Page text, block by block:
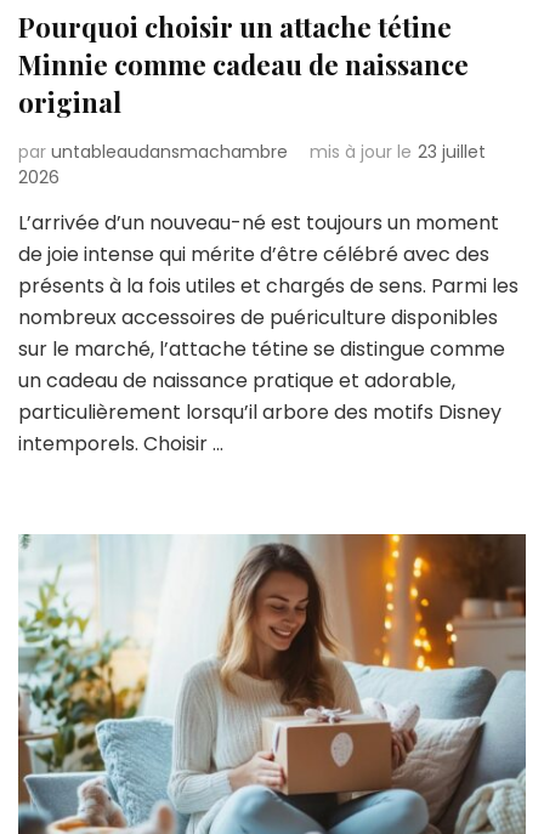
Pourquoi choisir un attache tétine
Minnie comme cadeau de naissance
original
par untableaudansmachambre mis à jour le 23 juillet
2026
L’arrivée d’un nouveau-né est toujours un moment
de joie intense qui mérite d’être célébré avec des
présents à la fois utiles et chargés de sens. Parmi les
nombreux accessoires de puériculture disponibles
sur le marché, l’attache tétine se distingue comme
un cadeau de naissance pratique et adorable,
particulièrement lorsqu’il arbore des motifs Disney
intemporels. Choisir …